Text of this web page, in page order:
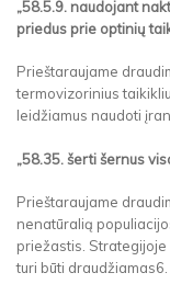
„58.5.9. naudojant
priedus prie optinių
Prieštaraujame
termovizorinius
leidžiamus naudoti
„58.35. šerti šernus
Prieštaraujame
nenatūralią
priežastis. Strategijoje
turi būti draudžiamas6.